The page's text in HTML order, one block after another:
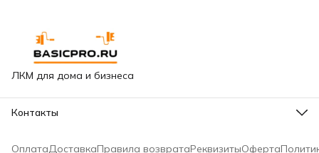
ЛКМ для дома и бизнеса
Контакты
Горячая линия сети
ОплатаДоставкаПравила возвратаРеквизитыОферта